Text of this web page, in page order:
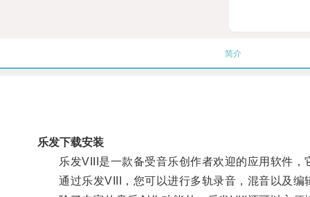
简介
乐发下载安装
乐发VIII是一款备受音乐创作者欢迎的应用软件，
通过乐发VIII，您可以进行多轨录音，混音以及编